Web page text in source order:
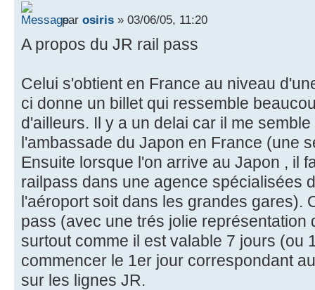
par osiris » 03/06/05, 11:20
A propos du JR rail pass
Celui s'obtient en France au niveau
ci donne un billet qui ressemble
d'ailleurs. Il y a un delai car il me
l'ambassade du Japon en France (une
Ensuite lorsque l'on arrive au Japon , il
railpass dans une agence spécialisées
l'aéroport soit dans les grandes gares).
pass (avec une trés jolie représentation
surtout comme il est valable 7 jours (ou
commencer le 1er jour correspondant
sur les lignes JR.